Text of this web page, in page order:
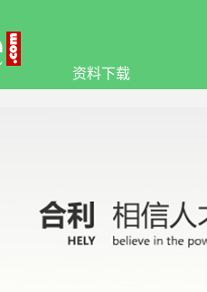
资料下载